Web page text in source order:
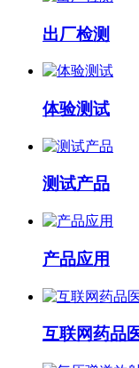
出厂检测
体验测试
测试产品
产品应用
互联网药品